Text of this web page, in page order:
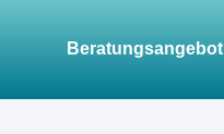
Beratungsangebot